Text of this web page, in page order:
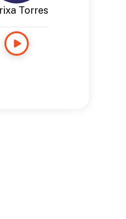
Torres